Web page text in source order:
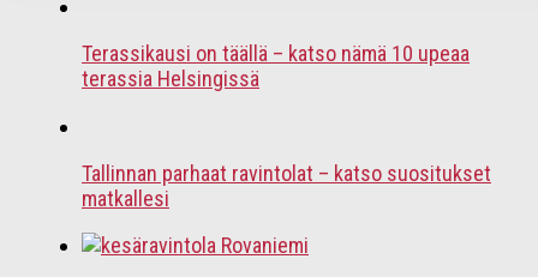
Terassikausi on täällä – katso nämä 10 upeaa
terassia Helsingissä
Tallinnan parhaat ravintolat – katso suositukset
matkallesi